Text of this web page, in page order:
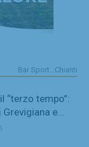
Bar Sport...Chianti
“terzo tempo”:
e...